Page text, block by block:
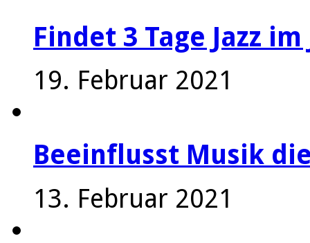
Findet 3 Tage Jazz
19. Februar 2021
Beeinflusst Musik
13. Februar 2021